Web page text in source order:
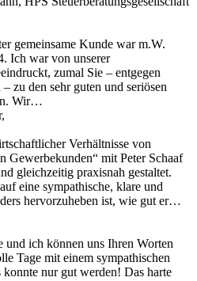
gemeinsame Kunde war m.W.
Ich war von unserer
zumal Sie – entgegen
zu den sehr guten und seriösen
Wir…
Verhältnisse von
Gewerbekunden“ mit Peter Schaaf
gleichzeitig praxisnah gestaltet.
eine sympathische, klare und
hervorzuheben ist, wie gut er…
ich können uns Ihren Worten
Tage mit einem sympathischen
nur gut werden! Das harte